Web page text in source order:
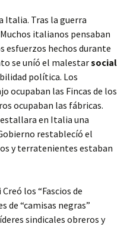
Tras la guerra
italianos pensaban
esfuerzos hechos durante
se uníó el malestarsocial
política. Los
ocupaban las Fincas de los
ocupaban las fábricas.
en Italia una
restablecíó el
y terratenientes estaban
los “Fascios de
de “camisas negras”
sindicales obreros y